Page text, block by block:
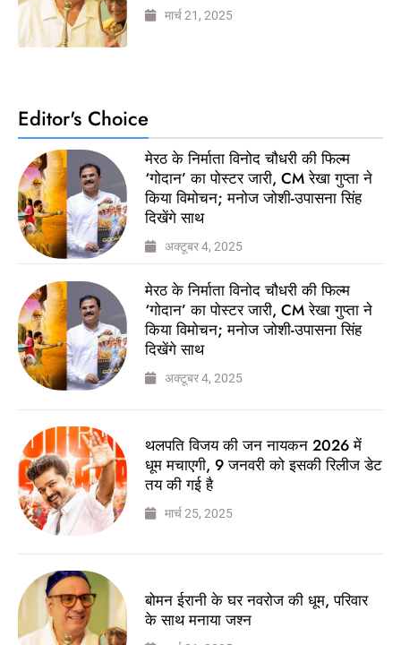
मार्च 21, 2025
Editor's Choice
मेरठ के निर्माता विनोद चौधरी की फिल्म
‘गोदान’ का पोस्टर जारी, CM रेखा गुप्ता ने
किया विमोचन; मनोज जोशी-उपासना सिंह
दिखेंगे साथ
अक्टूबर 4, 2025
मेरठ के निर्माता विनोद चौधरी की फिल्म
‘गोदान’ का पोस्टर जारी, CM रेखा गुप्ता ने
किया विमोचन; मनोज जोशी-उपासना सिंह
दिखेंगे साथ
अक्टूबर 4, 2025
थलपति विजय की जन नायकन 2026 में
धूम मचाएगी, 9 जनवरी को इसकी रिलीज डेट
तय की गई है
मार्च 25, 2025
बोमन ईरानी के घर नवरोज की धूम, परिवार
के साथ मनाया जश्न